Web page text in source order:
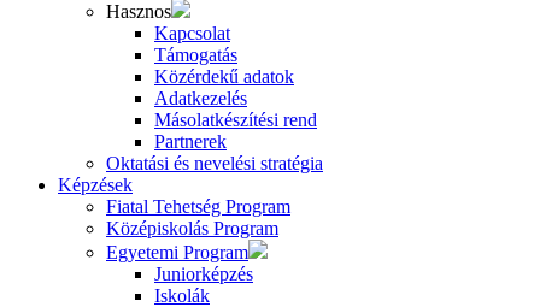
Hasznos
Kapcsolat
Támogatás
Közérdekű adatok
Adatkezelés
Másolatkészítési rend
Partnerek
Oktatási és nevelési stratégia
Képzések
Fiatal Tehetség Program
Középiskolás Program
Egyetemi Program
Juniorképzés
Iskolák